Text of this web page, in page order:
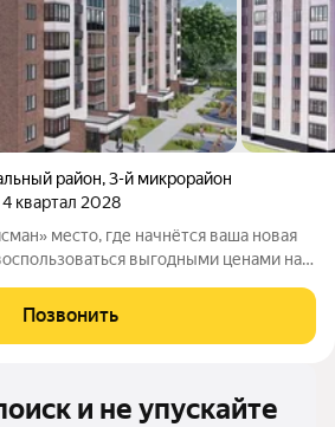
район,3-й микрорайон
4 квартал 2028
ваша новая
выгодными ценами на
в индустриальном районе города
здания и
Позвонить
и не упускайте